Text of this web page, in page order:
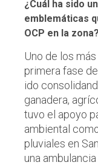
¿Cuál ha sido
emblemáticas
OCP en la zona?
Uno de los
primera fase
ido
ganadera,
tuvo el apoyo
ambiental
pluviales en
una